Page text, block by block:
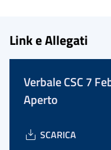
Link e Allegati
Verbale CSC 7
Aperto
SCARICA